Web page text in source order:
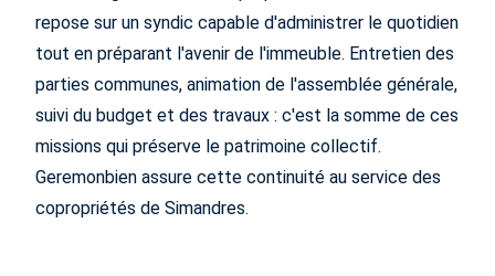
repose sur un syndic capable d'administrer le quotidien
tout en préparant l'avenir de l'immeuble. Entretien des
parties communes, animation de l'assemblée générale,
suivi du budget et des travaux : c'est la somme de ces
missions qui préserve le patrimoine collectif.
Geremonbien assure cette continuité au service des
copropriétés de Simandres.